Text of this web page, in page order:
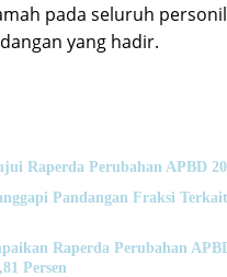
pada seluruh
yang hadir.
Raperda Perubahan APBD
Pandangan Fraksi
Raperda Perubahan
Persen